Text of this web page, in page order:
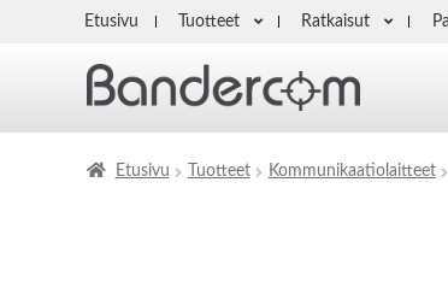
Etusivu Tuotteet Ratkaisut
Etusivu Tuotteet Kommunikaatiolaitteet